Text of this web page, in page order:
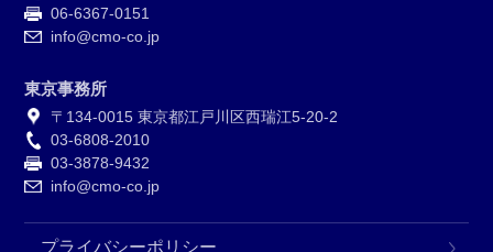
06-6367-0151
info@cmo-co.jp
東京事務所
〒134-0015 東京都江戸川区西瑞江5-20-2
03-6808-2010
03-3878-9432
info@cmo-co.jp
プライバシーポリシー